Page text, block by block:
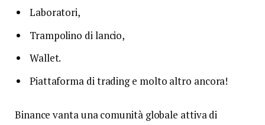
Laboratori,
Trampolino di lancio,
Wallet.
Piattaforma di trading e molto altro ancora!
Binance vanta una comunità globale attiva di